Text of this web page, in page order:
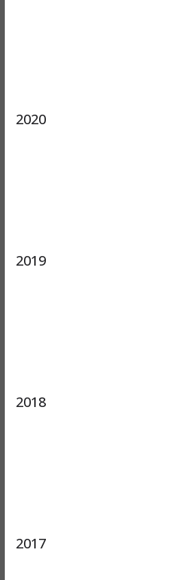
2020
2019
2018
2017